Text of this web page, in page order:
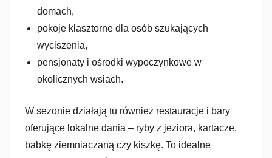
domach,
pokoje klasztorne dla osób szukających
wyciszenia,
pensjonaty i ośrodki wypoczynkowe w
okolicznych wsiach.
W sezonie działają tu również restauracje i bary
oferujące lokalne dania – ryby z jeziora, kartacze,
babkę ziemniaczaną czy kiszkę. To idealne